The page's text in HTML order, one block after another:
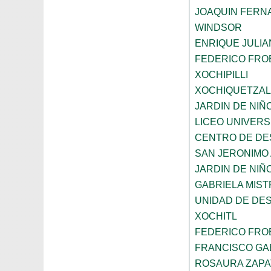
JOAQUIN
WINDSOR
ENRIQUE
FEDERICO
XOCHIPILLI
XOCHIQUETZAL
JARDIN DE
LICEO
CENTRO DE
SAN
JARDIN DE
GABRIELA
UNIDAD DE
XOCHITL
FEDERICO
FRANCISCO
ROSAURA